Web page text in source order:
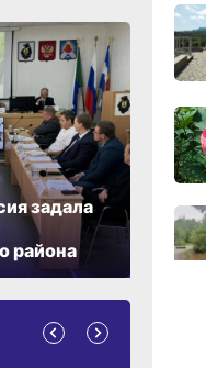
задала
района
18:19,